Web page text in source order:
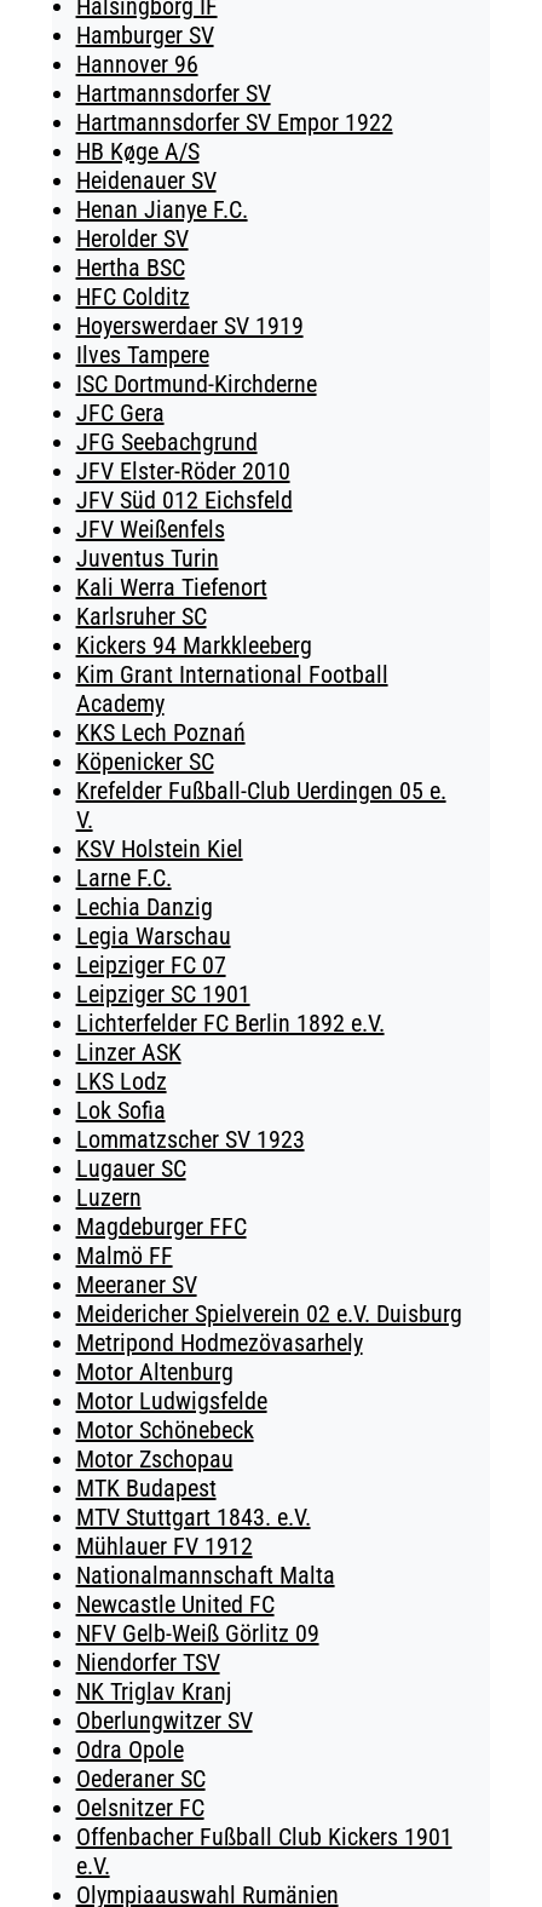
Hälsingborg IF
Hamburger SV
Hannover 96
Hartmannsdorfer SV
Hartmannsdorfer SV Empor 1922
HB Køge A/S
Heidenauer SV
Henan Jianye F.C.
Herolder SV
Hertha BSC
HFC Colditz
Hoyerswerdaer SV 1919
Ilves Tampere
ISC Dortmund-Kirchderne
JFC Gera
JFG Seebachgrund
JFV Elster-Röder 2010
JFV Süd 012 Eichsfeld
JFV Weißenfels
Juventus Turin
Kali Werra Tiefenort
Karlsruher SC
Kickers 94 Markkleeberg
Kim Grant International Football
Academy
KKS Lech Poznań
Köpenicker SC
Krefelder Fußball-Club Uerdingen 05 e.
V.
KSV Holstein Kiel
Larne F.C.
Lechia Danzig
Legia Warschau
Leipziger FC 07
Leipziger SC 1901
Lichterfelder FC Berlin 1892 e.V.
Linzer ASK
LKS Lodz
Lok Sofia
Lommatzscher SV 1923
Lugauer SC
Luzern
Magdeburger FFC
Malmö FF
Meeraner SV
Meidericher Spielverein 02 e.V. Duisburg
Metripond Hodmezövasarhely
Motor Altenburg
Motor Ludwigsfelde
Motor Schönebeck
Motor Zschopau
MTK Budapest
MTV Stuttgart 1843. e.V.
Mühlauer FV 1912
Nationalmannschaft Malta
Newcastle United FC
NFV Gelb-Weiß Görlitz 09
Niendorfer TSV
NK Triglav Kranj
Oberlungwitzer SV
Odra Opole
Oederaner SC
Oelsnitzer FC
Offenbacher Fußball Club Kickers 1901
e.V.
Olympiaauswahl Rumänien